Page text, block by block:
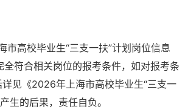
高校毕业生“三支一扶”计划岗位信息
符合相关岗位的报考条件，如对报考条
见《2026年上海市高校毕业生“三支一
生的后果，责任自负。